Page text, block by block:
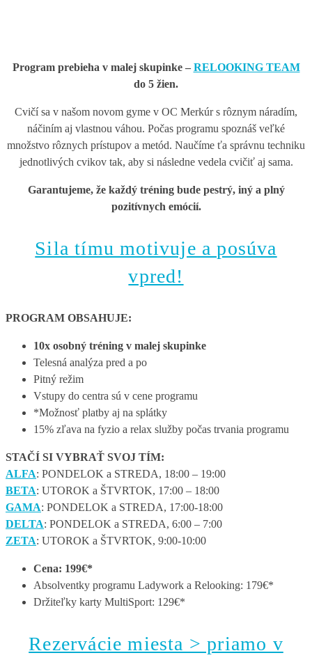
Program prebieha v malej skupinke – RELOOKING TEAM
do 5 žien.
Cvičí sa v našom novom gyme v OC Merkúr s rôznym náradím,
náčiním aj vlastnou váhou. Počas programu spoznáš veľké
množstvo rôznych prístupov a metód. Naučíme ťa správnu techniku
jednotlivých cvikov tak, aby si následne vedela cvičiť aj sama.
Garantujeme, že každý tréning bude pestrý, iný a plný
pozitívnych emócií.
Sila tímu motivuje a posúva
vpred!
PROGRAM OBSAHUJE:
10x osobný tréning v malej skupinke
Telesná analýza pred a po
Pitný režim
Vstupy do centra sú v cene programu
*Možnosť platby aj na splátky
15% zľava na fyzio a relax služby počas trvania programu
STAČÍ SI VYBRAŤ SVOJ TÍM:
ALFA: PONDELOK a STREDA, 18:00 – 19:00
BETA: UTOROK a ŠTVRTOK, 17:00 – 18:00
GAMA: PONDELOK a STREDA, 17:00-18:00
DELTA: PONDELOK a STREDA, 6:00 – 7:00
ZETA: UTOROK a ŠTVRTOK, 9:00-10:00
Cena: 199€*
Absolventky programu Ladywork a Relooking: 179€*
Držiteľky karty MultiSport: 129€*
Rezervácie miesta > priamo v